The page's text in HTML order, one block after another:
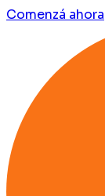
Comenzá ahora